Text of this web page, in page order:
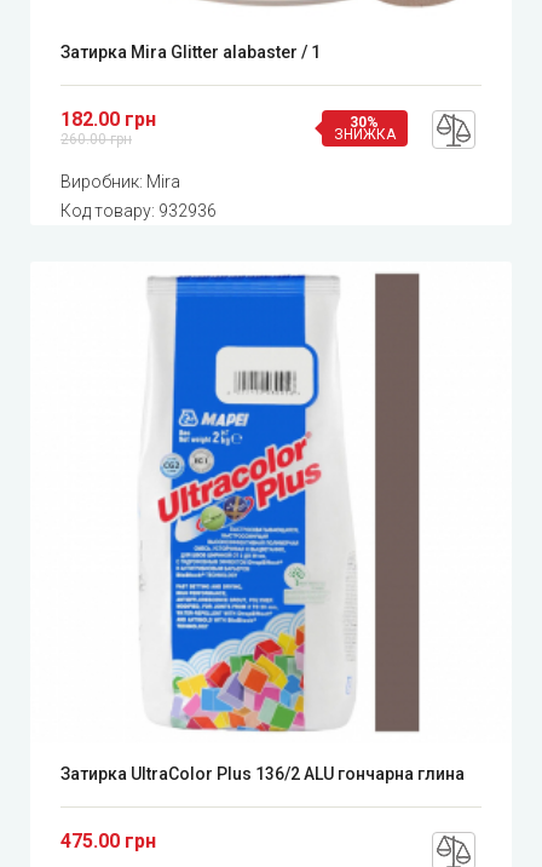
Затирка Mira Glitter alabaster / 1
182.00 грн
260.00 грн
30%
ЗНИЖКА
Виробник: Mira
Код товару: 932936
Затирка UltraColor Plus 136/2 ALU гончарна глина
475.00 грн